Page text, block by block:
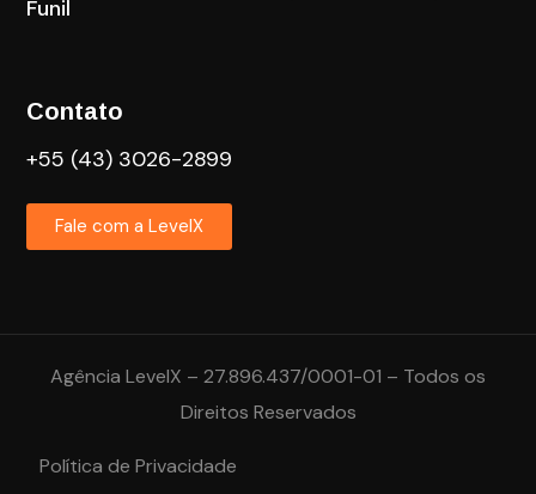
Funil
Contato
+55 (43) 3026-2899
Fale com a LevelX
Agência LevelX – 27.896.437/0001-01 – Todos os
Direitos Reservados
Política de Privacidade